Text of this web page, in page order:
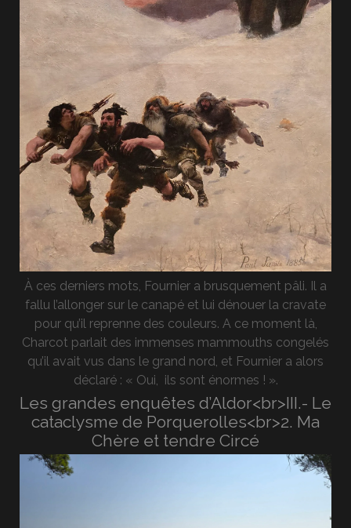
À ces derniers mots, Fournier a brusquement pâli. Il a
fallu l’allonger sur le canapé et lui dénouer la cravate
pour qu’il reprenne des couleurs. A ce moment là,
Charcot parlait des immenses mammouths congelés
qu’il avait vus dans le grand nord, et Fournier a alors
déclaré : « Oui, ils sont énormes ! ».
Les grandes enquêtes d’Aldor<br>III.- Le
cataclysme de Porquerolles<br>2. Ma
Chère et tendre Circé